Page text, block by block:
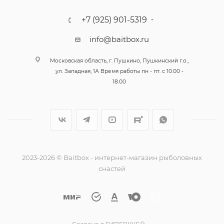
судака в коряжнике или поиск окуня на глубине –
этот джиг позволит реализовать любые творческие
волю своей фантазии и создайте приманку, которая
станет вашим секретным оружием!
+7 (925) 901-5319
info@baitbox.ru
Московская область, г. Пушкино, Пушкинский г.о.,
ул. Западная, 1А Время работы пн - пт. с 10.00 -
18.00
2023-2026 © Baitbox - интернет-магазин рыболовных
снастей